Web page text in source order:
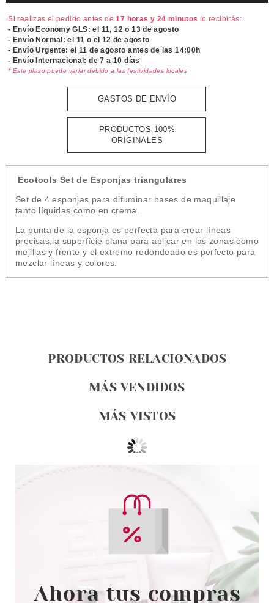
Si realizas el pedido antes de17 horas y 24 minutos lo recibirás:
- Envío Economy GLS: el 11, 12 o 13 de agosto
- Envío Normal: el 11 o el 12 de agosto
- Envío Urgente: el11 de agosto antes de las 14:00h
- Envío Internacional: de 7 a 10 días
* Este plazo puede variar debido a las festividades locales
GASTOS DE ENVÍO
PRODUCTOS 100%
ORIGINALES
Ecotools Set de Esponjas triangulares
Set de 4 esponjas para difuminar bases de maquillaje
tanto líquidas como en crema.
La punta de la esponja es perfecta para crear líneas
precisas,la superfície plana para aplicar en las zonas como
mejillas y frente y el extremo redondeado es perfecto para
mezclar líneas y colores.
PRODUCTOS RELACIONADOS
MÁS VENDIDOS
MÁS VISTOS
LOTTIE LONDON